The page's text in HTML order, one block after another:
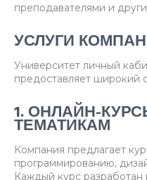
преподавателями и
УСЛУГИ
Университет личный
предоставляет широкий
1. ОНЛАЙН-
ТЕМАТИКАМ
Компания предлагает
программированию,
Каждый курс